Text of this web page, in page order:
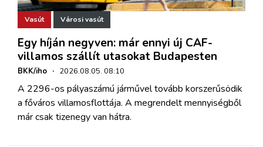
Vasút Városi vasút
Egy híján negyven: már ennyi új CAF-
villamos szállít utasokat Budapesten
BKK/iho · 2026.08.05. 08:10
A 2296-os pályaszámú járművel tovább korszerűsödik
a főváros villamosflottája. A megrendelt mennyiségből
már csak tizenegy van hátra.